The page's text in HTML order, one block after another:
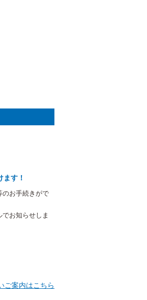
ます！
のお手続きがで
お知らせしま
ご案内はこちら